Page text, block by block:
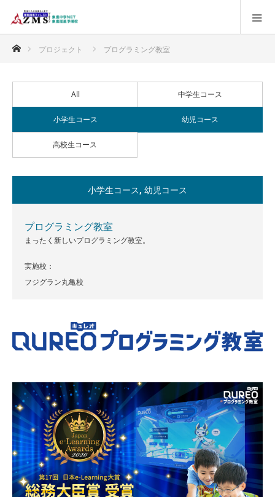
ホームプロジェクト プログラミング教室
All 中学生コース
小学生コース 幼児コース
高校生コース
小学生コース, 幼児コース
プログラミング教室
まったく新しいプログラミング教室。
実施校：
フジグラン丸亀校